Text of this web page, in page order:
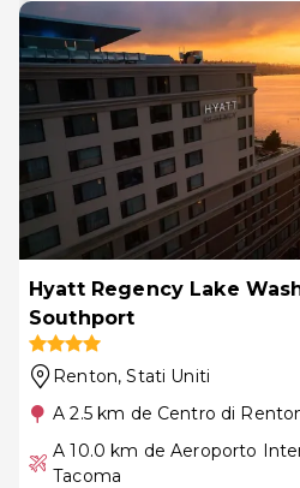
Hyatt Regency Lake
Southport
Renton, Stati Uniti
A 2.5 km de Centro di
A 10.0 km de Aeroporto
Tacoma